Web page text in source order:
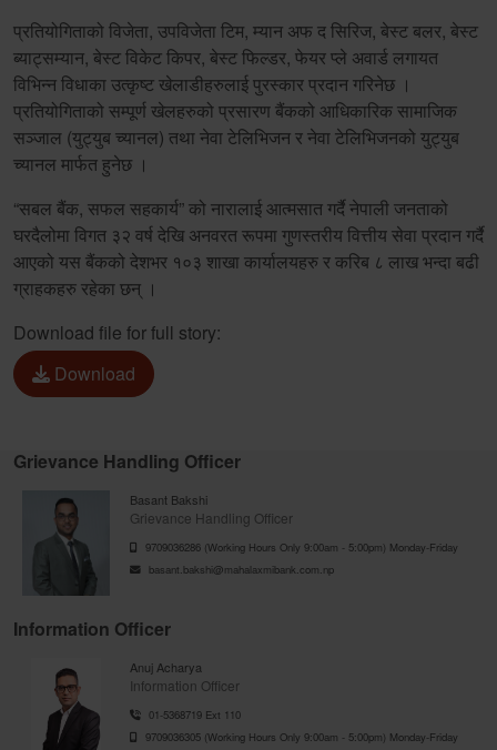
प्रतियोगिताको विजेता, उपविजेता टिम, म्यान अफ द सिरिज, बेस्ट बलर, बेस्ट
ब्याट्सम्यान, बेस्ट विकेट किपर, बेस्ट फिल्डर, फेयर प्ले अवार्ड लगायत
विभिन्न विधाका उत्कृष्ट खेलाडीहरुलाई पुरस्कार प्रदान गरिनेछ ।
प्रतियोगिताको सम्पूर्ण खेलहरुको प्रसारण बैंकको आधिकारिक सामाजिक
सञ्जाल (युट्युब च्यानल) तथा नेवा टेलिभिजन र नेवा टेलिभिजनको युट्युब
च्यानल मार्फत हुनेछ ।
“सबल बैंक, सफल सहकार्य” को नारालाई आत्मसात गर्दै नेपाली जनताको
घरदैलोमा विगत ३२ वर्ष देखि अनवरत रूपमा गुणस्तरीय वित्तीय सेवा प्रदान गर्दै
आएको यस बैंकको देशभर १०३ शाखा कार्यालयहरु र करिब ८ लाख भन्दा बढी
ग्राहकहरु रहेका छन् ।
Download file for full story:
Download
Grievance Handling Officer
Basant Bakshi
Grievance Handling Officer
9709036286 (Working Hours Only 9:00am - 5:00pm) Monday-Friday
basant.bakshi@mahalaxmibank.com.np
Information Officer
Anuj Acharya
Information Officer
01-5368719 Ext 110
9709036305 (Working Hours Only 9:00am - 5:00pm) Monday-Friday